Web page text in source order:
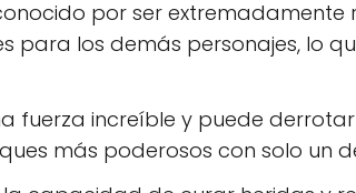
por ser extremadamente
para los demás personajes, lo
fuerza increíble y puede
más poderosos con solo un